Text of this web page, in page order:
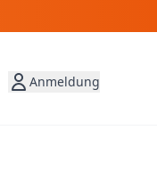
Anmeldung